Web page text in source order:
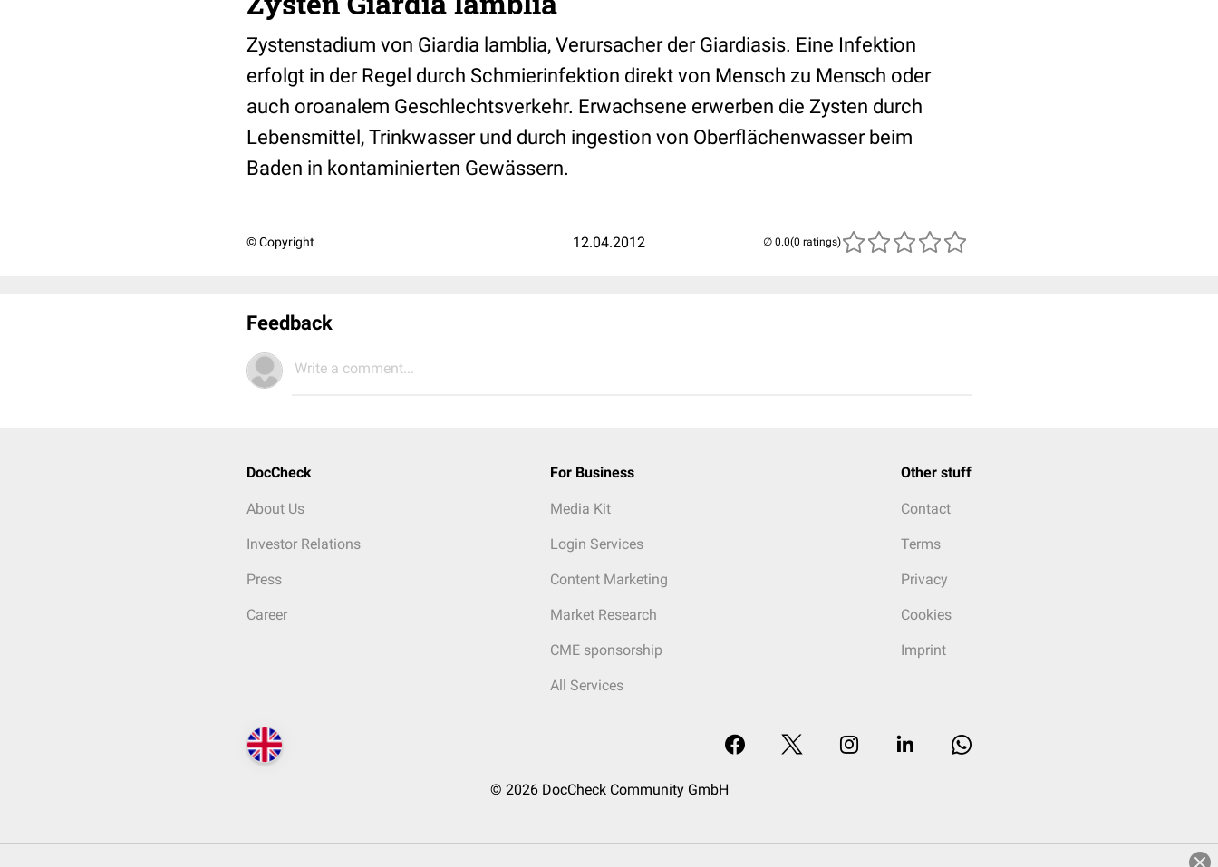
Zystenstadium von Giardia lamblia, Verursacher der Giardiasis. Eine Infektion
erfolgt in der Regel durch Schmierinfektion direkt von Mensch zu Mensch oder
auch oroanalem Geschlechtsverkehr. Erwachsene erwerben die Zysten durch
Lebensmittel, Trinkwasser und durch ingestion von Oberflächenwasser beim
Baden in kontaminierten Gewässern.
© Copyright 12.04.2012 (0 ratings)
Feedback
Write a comment...
DocCheck
About Us
Investor Relations
Press
Career
For Business
Media Kit
Login Services
Content Marketing
Market Research
CME sponsorship
All Services
Other stuff
Contact
Terms
Privacy
Cookies
Imprint
© 2026 DocCheck Community GmbH